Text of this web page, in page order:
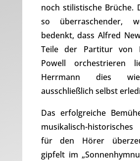
noch stilistische Brüche.
so überraschender,
bedenkt, dass Alfred
Teile der Partitur von
Powell orchestrieren
Herrmann dies
ausschließlich selbst
Das erfolgreiche
musikalisch-
für den Hörer
gipfelt im